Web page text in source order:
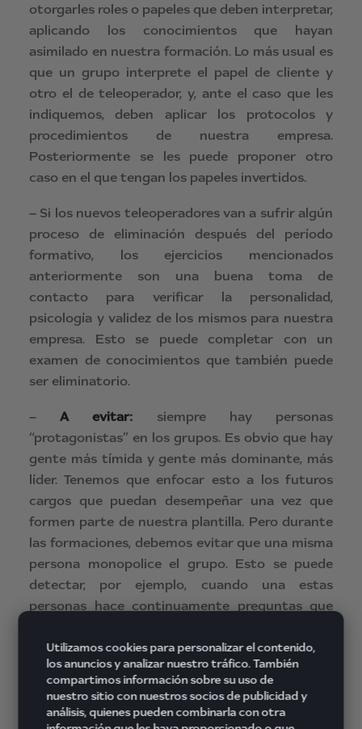
otorgarles roles o papeles que deben interpretar,
aplicando los conocimientos que hayan
asimilado en nuestra formación. Lo más usual es
que un grupo interprete el papel de cliente y
otro el de teleoperador, y, ante el caso que les
indiquemos, deben aplicar los protocolos y
procedimientos de nuestra empresa.
Posteriormente se les puede proponer otro
caso en el que tengan los papeles invertidos.
– Si los nuevos teleoperadores van a sufrir algún
proceso de eliminación después del período
formativo, los ejercicios mencionados
anteriormente son una buena toma de
contacto para verificar la personalidad,
psicología y validez de los mismos para nuestra
empresa. Esto se puede completar con un
examen de conocimientos que también puede
ser eliminatorio.
–A evitar: siempre hay personas
“protagonistas” en los grupos. Es obvio que hay
gente más tímida y gente más dominante, más
líder. Tenemos que enfocar esto a los futuros
cargos que puedan desempeñar una vez que
formen parte de nuestra plantilla. Pero durante
las formaciones, debemos evitar que una misma
persona monopolice el grupo. Esto se puede
detectar, por ejemplo, cuando una estas
personas hace continuamente preguntas que
En este caso debemos prestar más atención a
otras personas que también están intentando
aportar, y si es necesario, atajar de raíz el
problema dándole un toque de atención.
Utilizamos cookies para personalizar el contenido,
los anuncios y analizar nuestro tráfico. También
compartimos información sobre su uso de
nuestro sitio con nuestros socios de publicidad y
análisis, quienes pueden combinarla con otra